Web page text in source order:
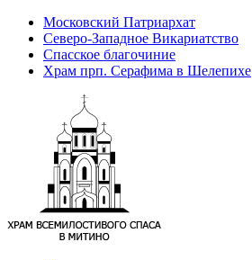
Московский Патриархат
Северо-Западное Викариатство
Спасское благочиние
Храм прп. Серафима в Шелепихе